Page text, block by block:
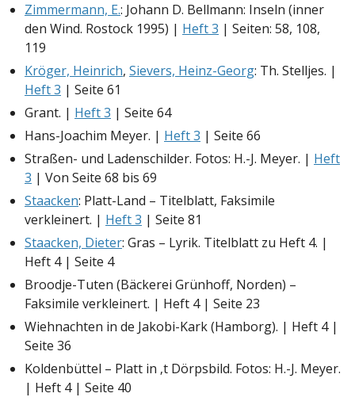
Zimmermann, E.: Johann D. Bellmann: Inseln (inner
den Wind. Rostock 1995) | Heft 3 | Seiten: 58, 108,
119
Kröger, Heinrich, Sievers, Heinz-Georg: Th. Stelljes. |
Heft 3 | Seite 61
Grant. | Heft 3 | Seite 64
Hans-Joachim Meyer. | Heft 3 | Seite 66
Straßen- und Ladenschilder. Fotos: H.-J. Meyer. | Heft
3 | Von Seite 68 bis 69
Staacken: Platt-Land – Titelblatt, Faksimile
verkleinert. | Heft 3 | Seite 81
Staacken, Dieter: Gras – Lyrik. Titelblatt zu Heft 4. |
Heft 4 | Seite 4
Broodje-Tuten (Bäckerei Grünhoff, Norden) –
Faksimile verkleinert. | Heft 4 | Seite 23
Wiehnachten in de Jakobi-Kark (Hamborg). | Heft 4 |
Seite 36
Koldenbüttel – Platt in ‚t Dörpsbild. Fotos: H.-J. Meyer.
| Heft 4 | Seite 40